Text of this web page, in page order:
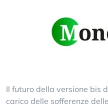
Il futuro della versione bis
carico delle sofferenze